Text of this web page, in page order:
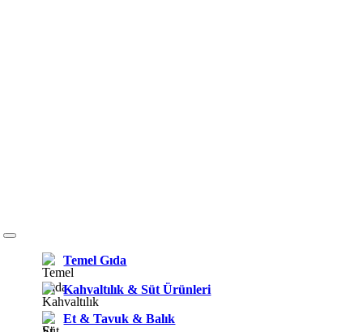
Temel Gıda
Kahvaltılık & Süt Ürünleri
Et & Tavuk & Balık